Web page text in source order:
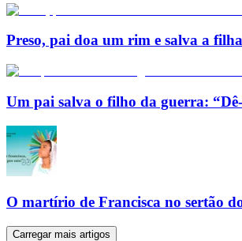
Preso, pai doa um rim e salva a
Um pai salva o filho da guerra:
O martírio de Francisca no sertão
Carregar mais artigos